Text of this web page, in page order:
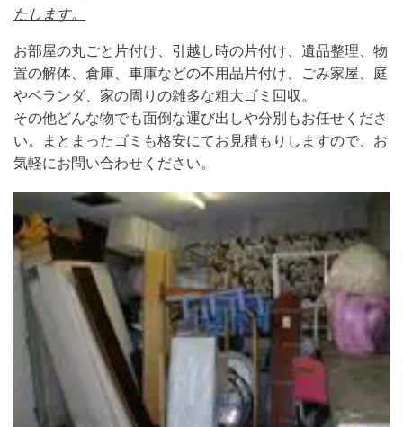
たします。
お部屋の丸ごと片付け、引越し時の片付け、遺品整理、物
置の解体、倉庫、車庫などの不用品片付け、ごみ家屋、庭
やベランダ、家の周りの雑多な粗大ゴミ回収。
その他どんな物でも面倒な運び出しや分別もお任せくださ
い。まとまったゴミも格安にてお見積もりしますので、お
気軽にお問い合わせください。